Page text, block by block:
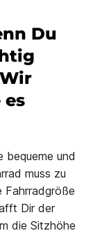
Du
bequeme und
muss zu
Fahrradgröße
Dir der
die Sitzhöhe